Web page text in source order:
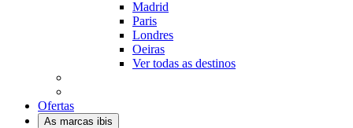
Madrid
Paris
Londres
Oeiras
Ver todas as destinos
Ofertas
As marcas ibis